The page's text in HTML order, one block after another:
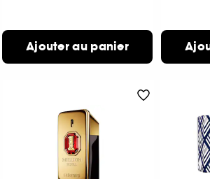
Ajouter au panier